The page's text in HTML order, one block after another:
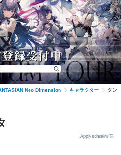
Neo Dimension キャラクター タン
AppMedia編集部